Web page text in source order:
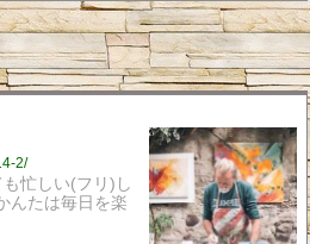
2/
忙しい(フリ)し
んたは毎日を楽